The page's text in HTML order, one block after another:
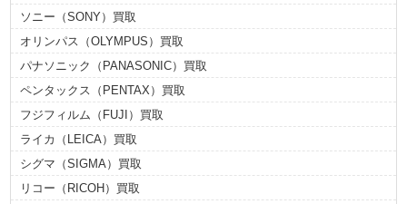
ソニー（SONY）買取
オリンパス（OLYMPUS）買取
パナソニック（PANASONIC）買取
ペンタックス（PENTAX）買取
フジフィルム（FUJI）買取
ライカ（LEICA）買取
シグマ（SIGMA）買取
リコー（RICOH）買取